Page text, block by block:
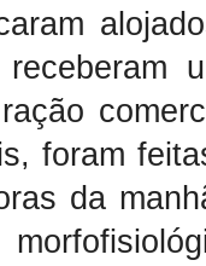
foram
da